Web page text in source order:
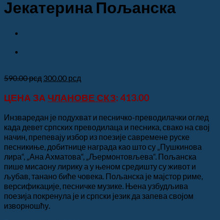
Јекатерина Пољанска
590.00рсд Оригинална
је
590.00 рсд.
300.00 рсд
је:
ЦЕНА ЗА ЧЛАНОВЕ СКЗ: 413.00
Инзваредан је подухват и песничко-преводилачки оглед
када девет српских преводилаца и песника, свако на свој
начин, препевају избор из поезије савремене руске
песникиње, добитнице награда као што су „Пушкинова
лира“, „Ана Ахматова“, „Љермонтовљева“. Пољанска
пише мисаону лирику а у њеном средишту су живот и
љубав, танано биће човека. Пољанска је мајстор риме,
версификације, песничке музике. Њена узбудљива
поезија покренула је и српски језик да запева својом
изворношћу.